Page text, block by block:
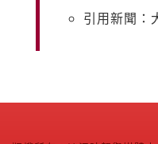
引用新聞：